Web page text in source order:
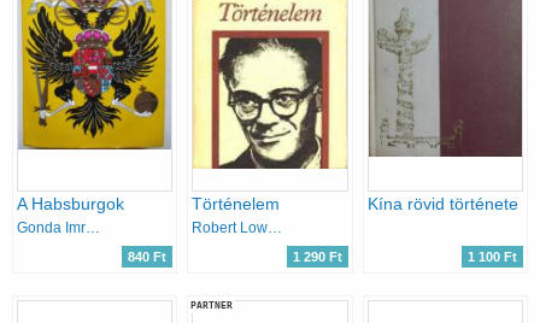
A Habsburgok
Gonda Imre-Niederhauser Emil
840 Ft
Történelem
Robert Lowell
1 290 Ft
Kína rövid története
1 100 Ft
PARTNER